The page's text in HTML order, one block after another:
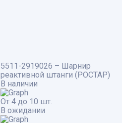
5511-2919026 – Шарнир
реактивной штанги (РОСТАР)
В наличии
От 4 до 10 шт.
В ожидании